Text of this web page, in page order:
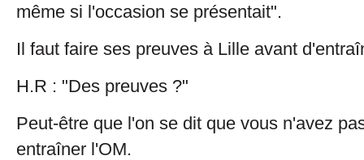
même si l'occasion se présentait".
Il faut faire ses preuves à Lille avant
H.R : "Des preuves ?"
Peut-être que l'on se dit que vous n'avez
entraîner l'OM.